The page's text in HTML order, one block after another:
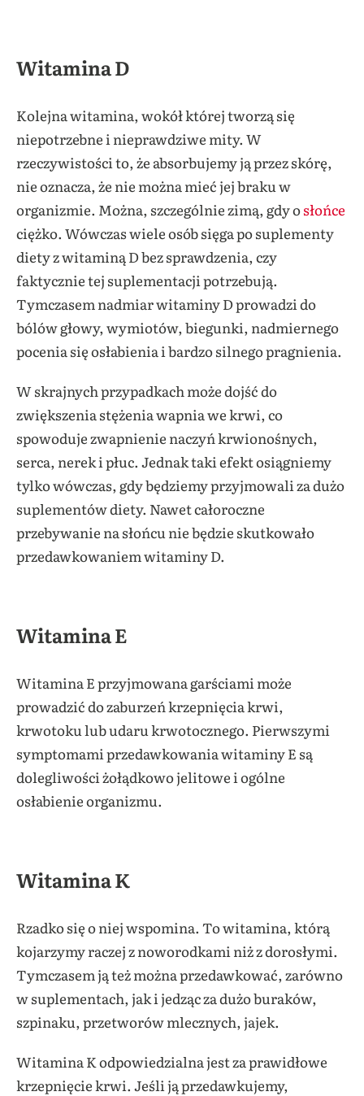
Witamina D
Kolejna witamina, wokół której tworzą się
niepotrzebne i nieprawdziwe mity. W
rzeczywistości to, że absorbujemy ją przez skórę,
nie oznacza, że nie można mieć jej braku w
organizmie. Można, szczególnie zimą, gdy osłońce
ciężko. Wówczas wiele osób sięga po suplementy
diety z witaminą D bez sprawdzenia, czy
faktycznie tej suplementacji potrzebują.
Tymczasem nadmiar witaminy D prowadzi do
bólów głowy, wymiotów, biegunki, nadmiernego
pocenia się osłabienia i bardzo silnego pragnienia.
W skrajnych przypadkach może dojść do
zwiększenia stężenia wapnia we krwi, co
spowoduje zwapnienie naczyń krwionośnych,
serca, nerek i płuc. Jednak taki efekt osiągniemy
tylko wówczas, gdy będziemy przyjmowali za dużo
suplementów diety. Nawet całoroczne
przebywanie na słońcu nie będzie skutkowało
przedawkowaniem witaminy D.
Witamina E
Witamina E przyjmowana garściami może
prowadzić do zaburzeń krzepnięcia krwi,
krwotoku lub udaru krwotocznego. Pierwszymi
symptomami przedawkowania witaminy E są
dolegliwości żołądkowo jelitowe i ogólne
osłabienie organizmu.
Witamina K
Rzadko się o niej wspomina. To witamina, którą
kojarzymy raczej z noworodkami niż z dorosłymi.
Tymczasem ją też można przedawkować, zarówno
w suplementach, jak i jedząc za dużo buraków,
szpinaku, przetworów mlecznych, jajek.
Witamina K odpowiedzialna jest za prawidłowe
krzepnięcie krwi. Jeśli ją przedawkujemy,